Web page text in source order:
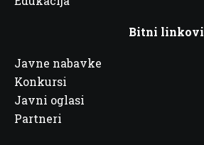
Bitni linkovi
Javne nabavke
Konkursi
Javni oglasi
Partneri